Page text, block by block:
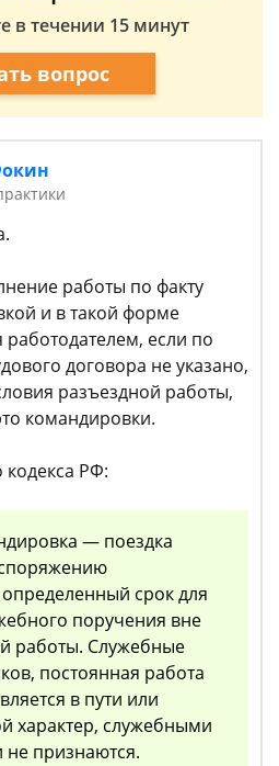
в течении 15 минут
вопрос
работы по факту
и в такой форме
если по
договора не указано,
разъездной работы,
командировки.
кодекса РФ:
— поездка
срок для
поручения вне
работы. Служебные
постоянная работа
в пути или
характер, служебными
признаются.